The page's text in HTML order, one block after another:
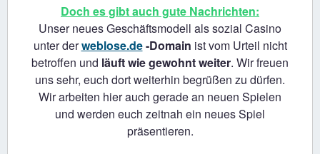
Doch es gibt auch gute Nachrichten:
Unser neues Geschäftsmodell als sozial Casino
unter derweblose.de-Domain ist vom Urteil nicht
betroffen und läuft wie gewohnt weiter. Wir freuen
uns sehr, euch dort weiterhin begrüßen zu dürfen.
Wir arbeiten hier auch gerade an neuen Spielen
und werden euch zeitnah ein neues Spiel
präsentieren.